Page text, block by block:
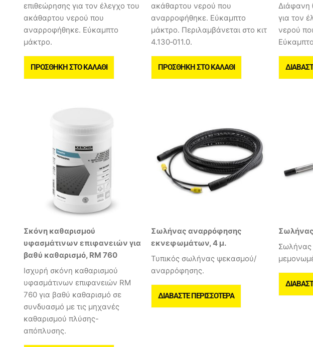
επιθεώρησης για τον έλεγχο του
ακάθαρτου νερού που
αναρροφήθηκε. Εύκαμπτο
μάκτρο.
ΠΡΟΣΘΉΚΗ ΣΤΟ ΚΑΛΆΘΙ
ακάθαρτου νερού που
αναρροφήθηκε. Εύκαμπτο
μάκτρο. Περιλαμβάνεται στο κιτ
4.130‐011.0.
ΠΡΟΣΘΉΚΗ ΣΤΟ ΚΑΛΆΘΙ
Διάφανη
για τον
νερού
Σκόνη καθαρισμού
υφασμάτινων επιφανειών για
βαθύ καθαρισμό, RM 760
Ισχυρή σκόνη καθαρισμού
υφασμάτινων επιφανειών RM
760 για βαθύ καθαρισμό σε
συνδυασμό με τις μηχανές
καθαρισμού πλύσης-
απόπλυσης.
Σωλήνας αναρρόφησης
εκνεφωμάτων, 4 μ.
Τυπικός σωλήνας ψεκασμού/
αναρρόφησης.
ΔΙΑΒΆΣΤΕ ΠΕΡΙΣΣΌΤΕΡΑ
Σωλήνας